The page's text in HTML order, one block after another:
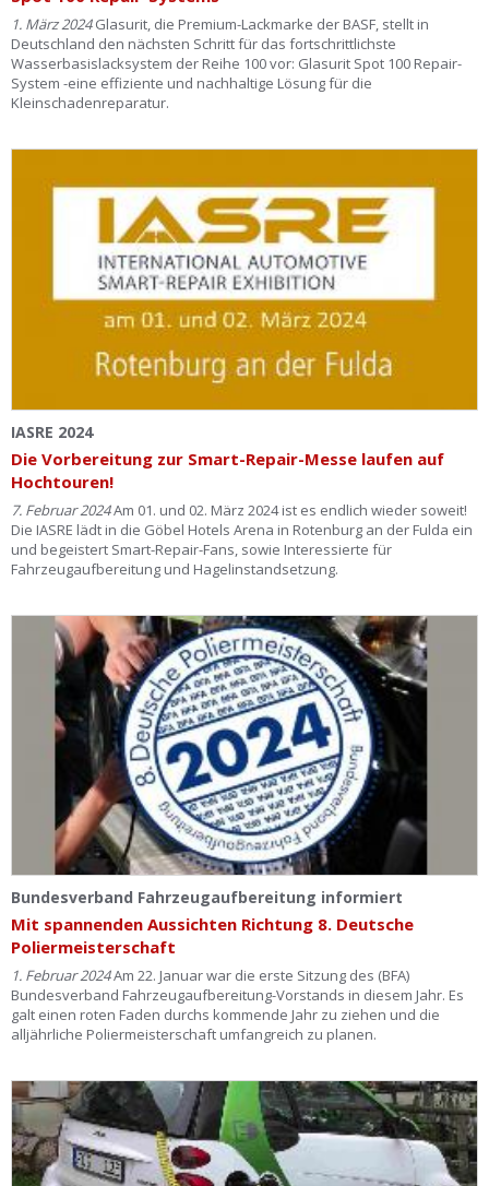
1. März 2024Glasurit, die Premium-Lackmarke der BASF, stellt in
Deutschland den nächsten Schritt für das fortschrittlichste
Wasserbasislacksystem der Reihe 100 vor: Glasurit Spot 100 Repair-
System -eine effiziente und nachhaltige Lösung für die
Kleinschadenreparatur.
IASRE 2024
Die Vorbereitung zur Smart-Repair-Messe laufen auf
Hochtouren!
7. Februar 2024Am 01. und 02. März 2024 ist es endlich wieder soweit!
Die IASRE lädt in die Göbel Hotels Arena in Rotenburg an der Fulda ein
und begeistert Smart-Repair-Fans, sowie Interessierte für
Fahrzeugaufbereitung und Hagelinstandsetzung.
Bundesverband Fahrzeugaufbereitung informiert
Mit spannenden Aussichten Richtung 8. Deutsche
Poliermeisterschaft
1. Februar 2024Am 22. Januar war die erste Sitzung des (BFA)
Bundesverband Fahrzeugaufbereitung-Vorstands in diesem Jahr. Es
galt einen roten Faden durchs kommende Jahr zu ziehen und die
alljährliche Poliermeisterschaft umfangreich zu planen.